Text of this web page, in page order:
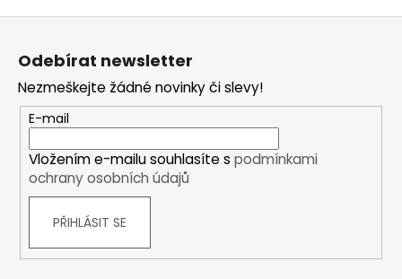
Z
Odebírat newsletter
Nezmeškejte žádné novinky či slevy!
E-mail
Vložením e-mailu souhlasíte s podmínkami
ochrany osobních údajů
PŘIHLÁSIT SE